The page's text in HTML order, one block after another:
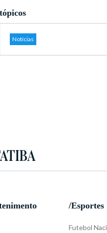
tópicos
Notícias
/Esportes
Futebol